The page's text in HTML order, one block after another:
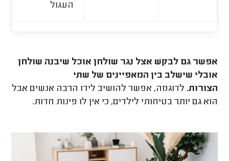
העגול
אפשר גם לבקש אצל נגר שולחן אוכל שיבנה שולחן
אובלי שישלב בין המאפיינים של שתי
הצורות. לדוגמה, אפשר להושיב לידו הרבה אנשים אבל
הוא גם יותר בטיחותי לילדים, כי אין לו פינות חדות.